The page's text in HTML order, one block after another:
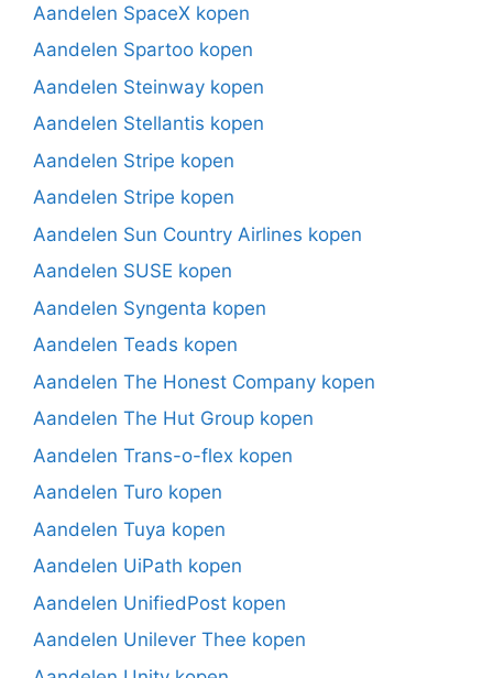
Aandelen SpaceX kopen
Aandelen Spartoo kopen
Aandelen Steinway kopen
Aandelen Stellantis kopen
Aandelen Stripe kopen
Aandelen Stripe kopen
Aandelen Sun Country Airlines kopen
Aandelen SUSE kopen
Aandelen Syngenta kopen
Aandelen Teads kopen
Aandelen The Honest Company kopen
Aandelen The Hut Group kopen
Aandelen Trans-o-flex kopen
Aandelen Turo kopen
Aandelen Tuya kopen
Aandelen UiPath kopen
Aandelen UnifiedPost kopen
Aandelen Unilever Thee kopen